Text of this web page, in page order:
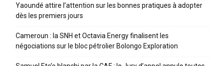
Yaoundé attire l’attention sur les bonnes pratiques à adopter
dès les premiers jours
Cameroun : la SNH et Octavia Energy finalisent les
négociations sur le bloc pétrolier Bolongo Exploration